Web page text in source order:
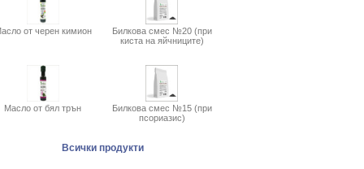
от черен кимион
Билкова смес №20 (при
киста на яйчниците)
Масло от бял трън
Билкова смес №15 (при
псориазис)
Всички продукти